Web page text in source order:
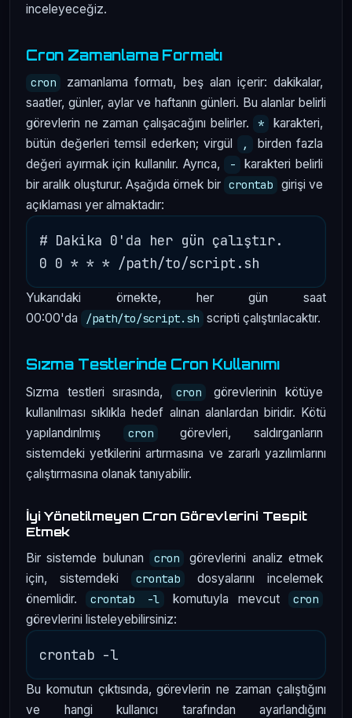
inceleyeceğiz.
Cron Zamanlama Formatı
cron
zamanlama formatı, beş alan içerir: dakikalar,
saatler, günler, aylar ve haftanın günleri. Bu alanlar belirli
görevlerin ne zaman çalışacağını belirler.
*
karakteri,
bütün değerleri temsil ederken; virgül
,
birden fazla
değeri ayırmak için kullanılır. Ayrıca,
-
karakteri belirli
bir aralık oluşturur. Aşağıda örnek bir crontab
girişi ve
açıklaması yer almaktadır:
# Dakika 0'da her gün çalıştır.
Yukarıdaki örnekte, her gün saat
00:00'da
/path/to/script.sh scripti çalıştırılacaktır.
Sızma Testlerinde Cron Kullanımı
Sızma testleri sırasında, cron
görevlerinin kötüye
kullanılması sıklıkla hedef alınan alanlardan biridir. Kötü
yapılandırılmış
cron
görevleri, saldırganların
sistemdeki yetkilerini artırmasına ve zararlı yazılımlarını
çalıştırmasına olanak tanıyabilir.
İyi Yönetilmeyen Cron Görevlerini Tespit
Etmek
Bir sistemde bulunan cron
görevlerini analiz etmek
için, sistemdeki
crontab
dosyalarını incelemek
önemlidir.
crontab -l komutuyla mevcut cron
görevlerini listeleyebilirsiniz:
Bu komutun çıktısında, görevlerin ne zaman çalıştığını
ve hangi kullanıcı tarafından ayarlandığını